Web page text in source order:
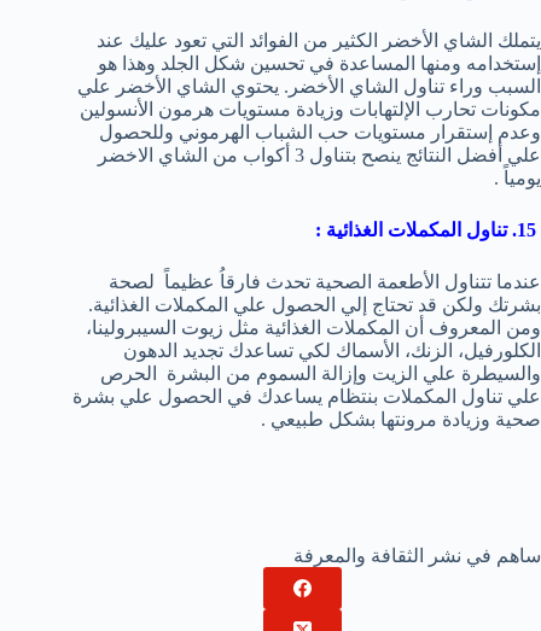
يتملك الشاي الأخضر الكثير من الفوائد التي تعود عليك عند
إستخدامه ومنها المساعدة في تحسين شكل الجلد وهذا هو
السبب وراء تناول الشاي الأخضر. يحتوي الشاي الأخضر علي
مكونات تحارب الإلتهابات وزيادة مستويات هرمون الأنسولين
وعدم إستقرار مستويات حب الشباب الهرموني وللحصول
علي أفضل النتائج ينصح بتناول 3 أكواب من الشاي الاخضر
يومياً .
عندما تتناول الأطعمة الصحية تحدث فارقاُ عظيماً لصحة
بشرتك ولكن قد تحتاج إلي الحصول علي المكملات الغذائية.
ومن المعروف أن المكملات الغذائية مثل زيوت السيبرولينا،
الكلورفيل، الزنك، الأسماك لكي تساعدك تجديد الدهون
والسيطرة علي الزيت وإزالة السموم من البشرة الحرص
علي تناول المكملات بنتظام يساعدك في الحصول علي بشرة
صحية وزيادة مرونتها بشكل طبيعي .
ساهم في نشر الثقافة والمعرفة